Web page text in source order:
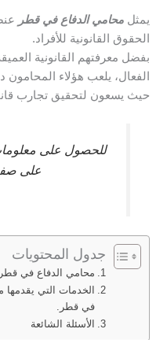
يمثلمحامي الدفاع في قطر
الحقوق القانونية للأفراد.
بفضل معرفتهم القانونية
الفعال، يلعب هؤلاء المحامون
حيث يسعون لتحقيق تجارب
للحصول على
على
جدول المحتويات
محامي الدفاع في
الخدمات التي
في قطر.
الأسئلة الشائعة